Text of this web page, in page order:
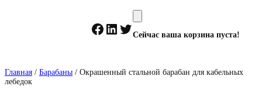
Facebook
LinkedIn
Twitter
Сейчас ваша корзина пуста!
Главная / Барабаны / Окрашенный стальной барабан для кабельных
лебедок